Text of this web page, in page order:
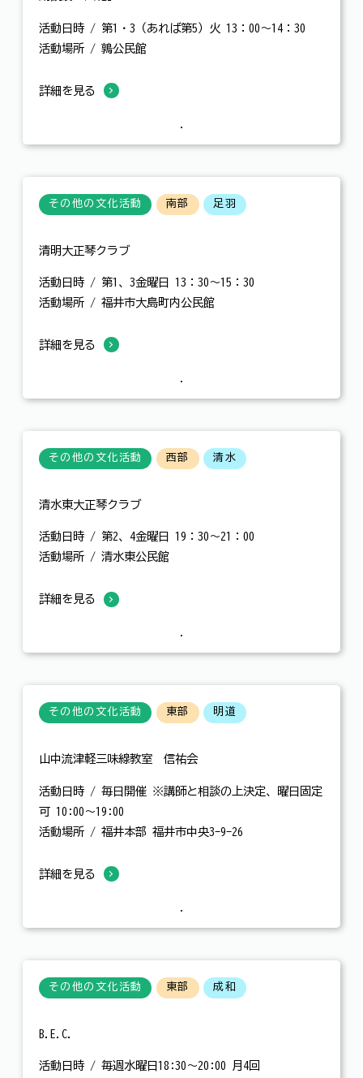
活動日時 / 第1・3（あれば第5）火 13：00～14：30
活動場所 / 鶉公民館
詳細を見る
その他の文化活動 南部 足羽
清明大正琴クラブ
活動日時 / 第1、3金曜日 13：30～15：30
活動場所 / 福井市大島町内公民館
詳細を見る
その他の文化活動 西部 清水
清水東大正琴クラブ
活動日時 / 第2、4金曜日 19：30～21：00
活動場所 / 清水東公民館
詳細を見る
その他の文化活動 東部 明道
山中流津軽三味線教室 信祐会
活動日時 / 毎日開催 ※講師と相談の上決定、曜日固定
可 10:00〜19:00
活動場所 / 福井本部 福井市中央3-9-26
詳細を見る
その他の文化活動 東部 成和
B.E.C.
活動日時 / 毎週水曜日18:30～20:00 月4回